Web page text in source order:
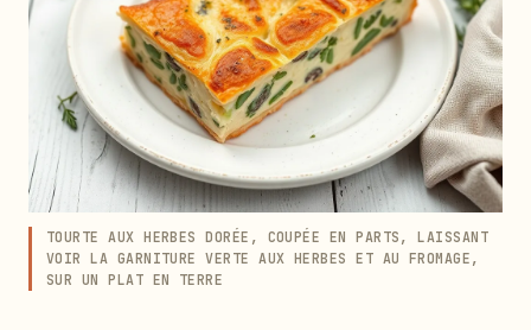
TOURTE AUX HERBES DORÉE, COUPÉE EN PARTS, LAISSANT
VOIR LA GARNITURE VERTE AUX HERBES ET AU FROMAGE,
SUR UN PLAT EN TERRE